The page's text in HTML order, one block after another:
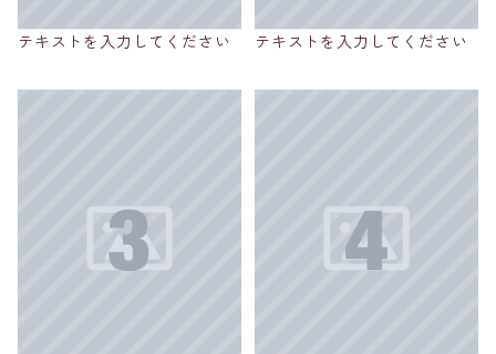
テキストを入力してください テキストを入力してください